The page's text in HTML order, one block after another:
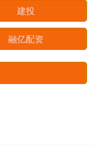
建投
融亿配资